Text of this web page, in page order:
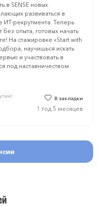
в SENSE новых
развиваться в
рекрутмента. Теперь
без опыта, готовых начать
На стажировке «Start with
научишься искать
и участвовать в
под наставничеством
В закладки
1 год 5 месяцев